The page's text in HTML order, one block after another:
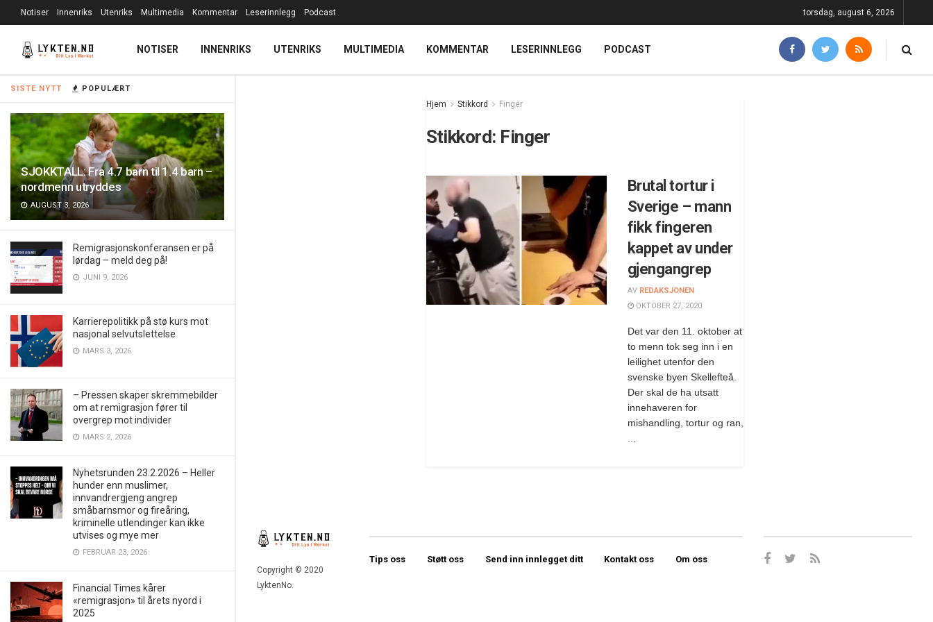
SISTE NYTT POPULÆRT
SJOKKTALL: Fra 4.7 barn til 1.4 barn –
nordmenn utryddes
AUGUST 3, 2026
Remigrasjonskonferansen er på
lørdag – meld deg på!
JUNI 9, 2026
Karrierepolitikk på stø kurs mot
nasjonal selvutslettelse
MARS 3, 2026
– Pressen skaper skremmebilder
om at remigrasjon fører til
overgrep mot individer
MARS 2, 2026
Nyhetsrunden 23.2.2026 – Heller
hunder enn muslimer,
innvandrergjeng angrep
småbarnsmor og fireåring,
kriminelle utlendinger kan ikke
utvises og mye mer
FEBRUAR 23, 2026
Financial Times kårer
«remigrasjon» til årets nyord i
2025
Notiser Innenriks Utenriks Multimedia Kommentar Leserinnlegg Podcast torsdag, august 6, 2026
NOTISER INNENRIKS UTENRIKS MULTIMEDIA KOMMENTAR LESERINNLEGG PODCAST
Hjem Stikkord Finger
Stikkord: Finger
Brutal tortur i
Sverige – mann
fikk fingeren
kappet av under
gjengangrep
AV REDAKSJONEN
OKTOBER 27, 2020
Det var den 11. oktober at
to menn tok seg inn i en
leilighet utenfor den
svenske byen Skellefteå.
Der skal de ha utsatt
innehaveren for
mishandling, tortur og ran,
Copyright © 2020
LyktenNo.
Tips oss Støtt oss Send inn innlegget ditt Kontakt oss Om oss